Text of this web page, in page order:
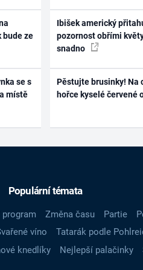
bude ze
se s
místě
Ibišek americký
pozornost obřími
snadno
Pěstujte brusinky! Na
hořce kyselé červené
Populární témata
program Změna času Partie
víno Tatarák podle
knedlíky Nejlepší palačinky